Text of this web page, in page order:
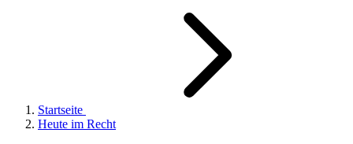
Startseite
Heute im Recht